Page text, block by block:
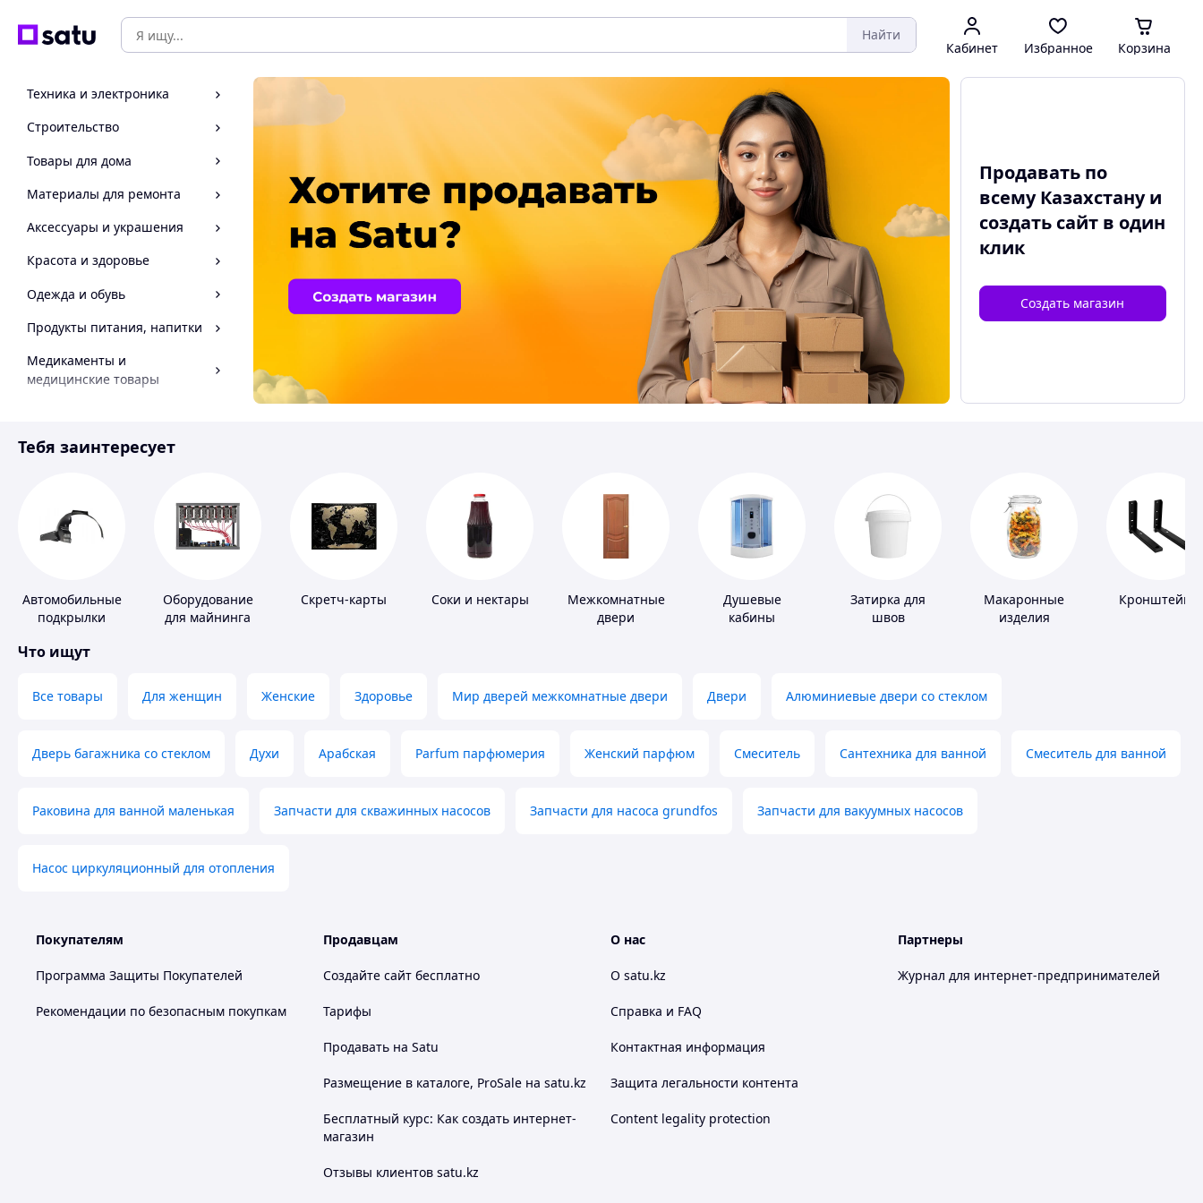
Найти
Кабинет Избранное Корзина
Техника и электроника
Строительство
Товары для дома
Материалы для ремонта
Аксессуары и украшения
Красота и здоровье
Одежда и обувь
Продукты питания, напитки
Медикаменты и
медицинские товары
Инструмент
Продавать по
всему Казахстану и
создать сайтв один
клик
Создать магазин
Тебя заинтересует
Автомобильные
подкрылки
Оборудование
для майнинга
Скретч-карты Соки и нектары
Межкомнатные
двери
Душевые
кабины
Затирка для
швов
Макаронные
изделия
Кронштейны
Что ищут
Все товары Для женщин Женские Здоровье Мир дверей межкомнатные двери Двери Алюминиевые двери со стеклом
Дверь багажника со стеклом Духи Арабская Parfum парфюмерия Женский парфюм Смеситель Сантехника для ванной Смеситель для ванной
Раковина для ванной маленькая Запчасти для скважинных насосов Запчасти для насоса grundfos Запчасти для вакуумных насосов
Насос циркуляционный для отопления
Покупателям
Программа Защиты Покупателей
Рекомендации по безопасным покупкам
Продавцам
Создайте сайт бесплатно
Тарифы
Продавать на Satu
Размещение в каталоге, ProSale на satu.kz
Бесплатный курс: Как создать интернет-
магазин
Отзывы клиентов satu.kz
О нас
О satu.kz
Справка и FAQ
Контактная информация
Защита легальности контента
Content legality protection
Партнеры
Журнал для интернет-предпринимателей